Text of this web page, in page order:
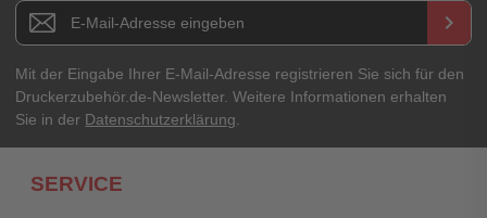
Ihr Passwort
Newsletter E-Mail Adresse keyboard_arrow_right
Mit der Eingabe Ihrer E-Mail-Adresse registrieren Sie sich für den
Druckerzubehör.de-Newsletter. Weitere Informationen erhalten
Sie in der Datenschutzerklärung
SERVICE